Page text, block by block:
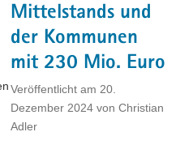
Mittelstands und
der Kommunen
mit 230 Mio. Euro
Veröffentlicht am 20.
Dezember 2024 von Christian
Adler